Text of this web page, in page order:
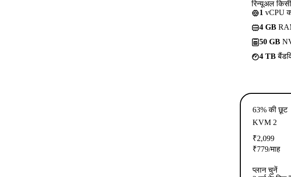
रिन्यूअल
1 vCPU
4 GB
50 GB
4 TB
63% की छूट
KVM 2
₹2,099
₹779/माह
प्लान चुनें